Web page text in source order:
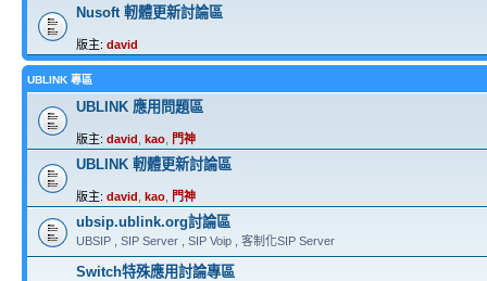
Nusoft 軔體更新討論區
版主: david
UBLINK 專區
UBLINK 應用問題區
版主: david kao 門神
UBLINK 軔體更新討論區
版主: david kao 門神
ubsip.ublink.org討論區
UBSIP , SIP Server , SIP Voip , 客制化SIP Server
Switch特殊應用討論專區